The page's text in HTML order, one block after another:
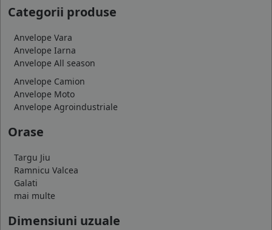
Categorii produse
Anvelope Vara
Anvelope Iarna
Anvelope All season
Anvelope Camion
Anvelope Moto
Anvelope Agroindustriale
Orase
Targu Jiu
Ramnicu Valcea
Galati
mai multe
Dimensiuni uzuale